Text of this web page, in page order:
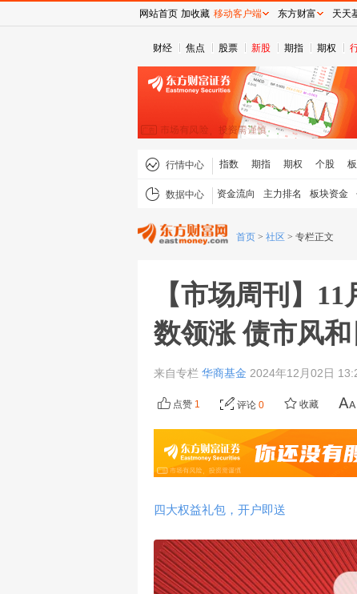
财经 焦点 股票 新股 期指 期权
行情中心 指数 期指 期权 个股
数据中心 资金流向 主力排名 板块资金
首页 > 社区 > 专栏正文
【市场周刊】
数领涨 债市风
来自专栏 华商基金 2024年12月02日
点赞 1 评论 0 收藏
四大权益礼包，开户即送
网站首页 加收藏 移动客户端 东方财富 天天